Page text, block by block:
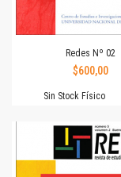
Redes Nº 02
$600,00
Sin Stock Físico